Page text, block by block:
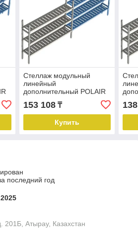
Стеллаж модульный
линейный
дополнительный POLAIR
LOAD.ME POLY
21AL.3PP30.13Е
153 108₸
Купить
последний год
Атырау, Казахстан